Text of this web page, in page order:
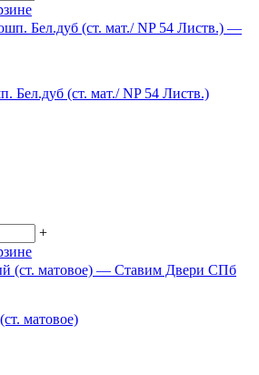
(ст. мат./ NP 54 Листв.)
+
матовое)